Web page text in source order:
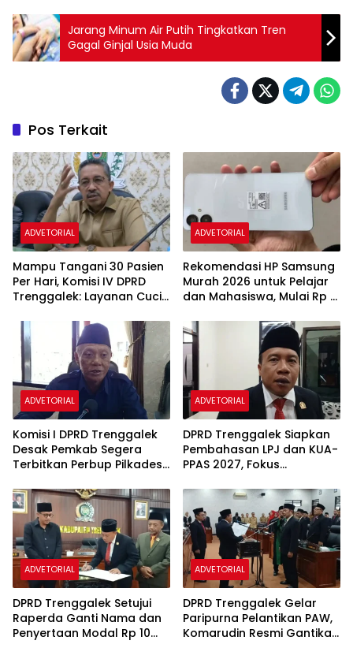
Jarang Minum Air Putih Tingkatkan Tren
Gagal Ginjal Usia Muda
Pos Terkait
ADVETORIAL
Mampu Tangani 30 Pasien
Per Hari, Komisi IV DPRD
Trenggalek: Layanan Cuci
Segera Beroperasi
ADVETORIAL
Rekomendasi HP Samsung
Murah 2026 untuk Pelajar
dan Mahasiswa, Mulai Rp 1
ADVETORIAL
Komisi I DPRD Trenggalek
Desak Pemkab Segera
Terbitkan Perbup Pilkades
ADVETORIAL
DPRD Trenggalek Siapkan
Pembahasan LPJ dan KUA-
PPAS 2027, Fokus
ADVETORIAL
DPRD Trenggalek Setujui
Raperda Ganti Nama dan
Penyertaan Modal Rp 10
ADVETORIAL
DPRD Trenggalek Gelar
Paripurna Pelantikan PAW,
Komarudin Resmi Gantikan